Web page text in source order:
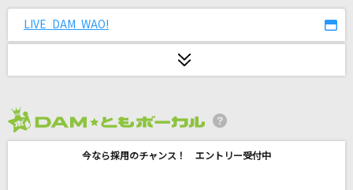
[生音]サウダージ
Natural
LIVE DAM WAO!
今なら採用のチャンス！ エントリー受付中